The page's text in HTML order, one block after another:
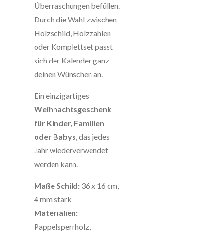
Überraschungen befüllen.
Durch die Wahl zwischen
Holzschild, Holzzahlen
oder Komplettset passt
sich der Kalender ganz
deinen Wünschen an.
Ein einzigartiges
Weihnachtsgeschenk
für Kinder, Familien
oder Babys , das jedes
Jahr wiederverwendet
werden kann.
Maße Schild: 36 x 16 cm,
4 mm stark
Materialien:
Pappelsperrholz,